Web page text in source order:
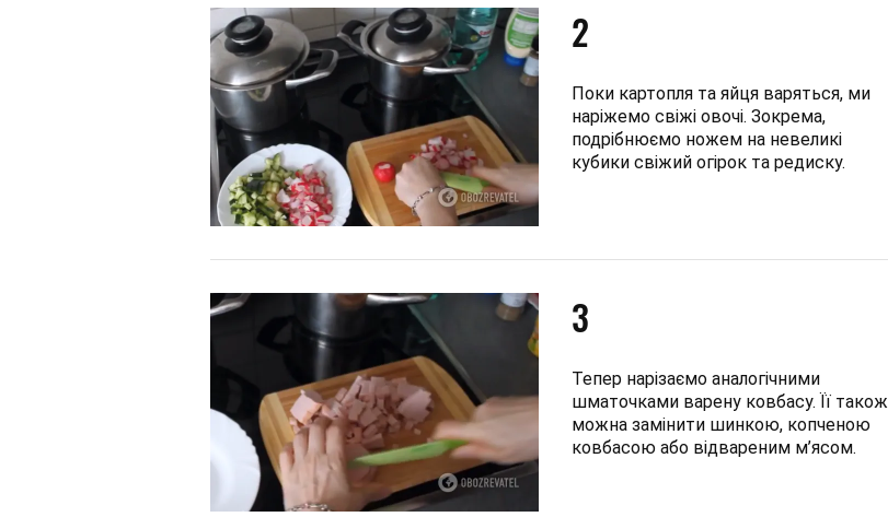
2
Поки картопля та яйця варяться, ми
наріжемо свіжі овочі. Зокрема,
подрібнюємо ножем на невеликі
кубики свіжий огірок та редиску.
3
Тепер нарізаємо аналогічними
шматочками варену ковбасу. Її також
можна замінити шинкою, копченою
ковбасою або відвареним м’ясом.